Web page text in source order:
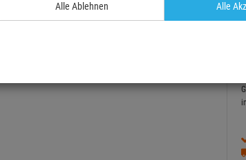
Alle Ablehnen Alle